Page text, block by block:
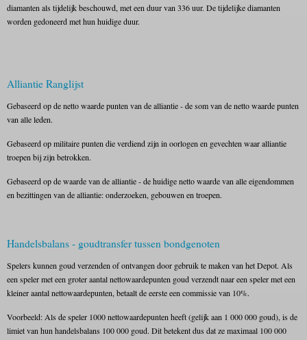
diamanten als tijdelijk beschouwd, met een duur van 336 uur. De tijdelijke diamanten
worden gedoneerd met hun huidige duur.
Alliantie Ranglijst
Gebaseerd op de netto waarde punten van de alliantie - de som van de netto waarde punten
van alle leden.
Gebaseerd op militaire punten die verdiend zijn in oorlogen en gevechten waar alliantie
troepen bij zijn betrokken.
Gebaseerd op de waarde van de alliantie - de huidige netto waarde van alle eigendommen
en bezittingen van de alliantie: onderzoeken, gebouwen en troepen.
Handelsbalans - goudtransfer tussen bondgenoten
Spelers kunnen goud verzenden of ontvangen door gebruik te maken van het Depot. Als
een speler met een groter aantal nettowaardepunten goud verzendt naar een speler met een
kleiner aantal nettowaardepunten, betaalt de eerste een commissie van 10%.
Voorbeeld: Als de speler 1000 nettowaardepunten heeft (gelijk aan 1 000 000 goud), is de
limiet van hun handelsbalans 100 000 goud. Dit betekent dus dat ze maximaal 100 000